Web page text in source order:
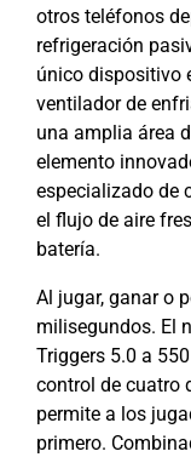
otros teléfonos
refrigeración
único dispositivo
ventilador de
una amplia área
elemento
especializado de
el flujo de aire
batería.
Al jugar, ganar o
milisegundos. El
Triggers 5.0 a
control de cuatro
permite a los
primero.